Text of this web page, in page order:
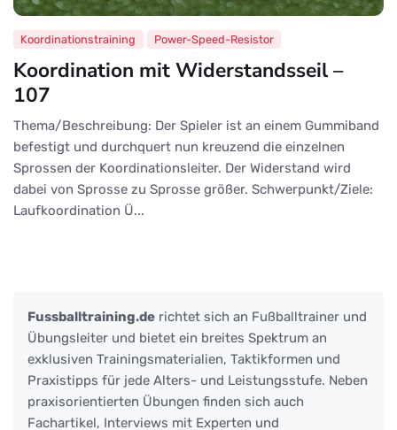
Koordination mit Widerstandsseil –
107
Thema/Beschreibung: Der Spieler ist an einem Gummiband
befestigt und durchquert nun kreuzend die einzelnen
Sprossen der Koordinationsleiter. Der Widerstand wird
dabei von Sprosse zu Sprosse größer. Schwerpunkt/Ziele:
Laufkoordination Ü...
Koordinationstraining Power-Speed-Resistor
Fussballtraining.de richtet sich an Fußballtrainer und
Übungsleiter und bietet ein breites Spektrum an
exklusiven Trainingsmaterialien, Taktikformen und
Praxistipps für jede Alters- und Leistungsstufe. Neben
praxisorientierten Übungen finden sich auch
Fachartikel, Interviews mit Experten und